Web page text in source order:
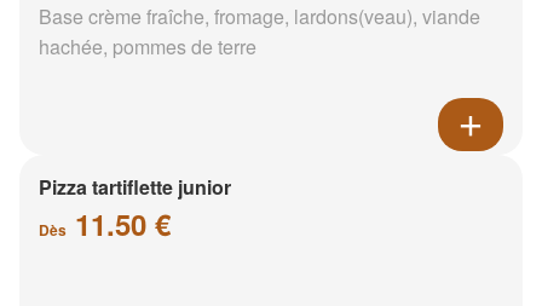
Base crème fraîche, fromage, lardons(veau), viande
hachée, pommes de terre
Pizza tartiflette junior
Dès 11.50 €